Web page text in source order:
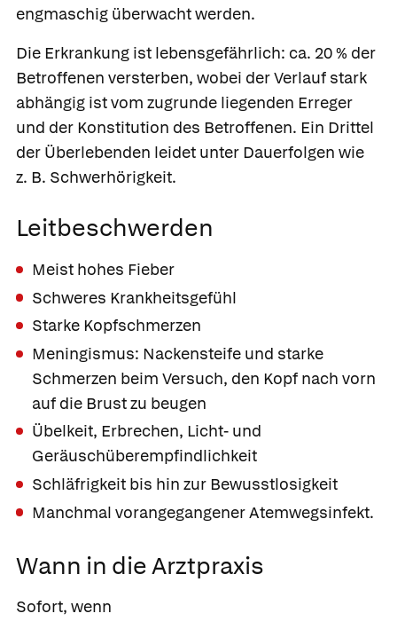
engmaschig überwacht werden.
Die Erkrankung ist lebensgefährlich: ca. 20 % der
Betroffenen versterben, wobei der Verlauf stark
abhängig ist vom zugrunde liegenden Erreger
und der Konstitution des Betroffenen. Ein Drittel
der Überlebenden leidet unter Dauerfolgen wie
z. B. Schwerhörigkeit.
Leitbeschwerden
Meist hohes Fieber
Schweres Krankheitsgefühl
Starke Kopfschmerzen
Meningismus: Nackensteife und starke
Schmerzen beim Versuch, den Kopf nach vorn
auf die Brust zu beugen
Übelkeit, Erbrechen, Licht- und
Geräuschüberempfindlichkeit
Schläfrigkeit bis hin zur Bewusstlosigkeit
Manchmal vorangegangener Atemwegsinfekt.
Wann in die Arztpraxis
Sofort, wenn